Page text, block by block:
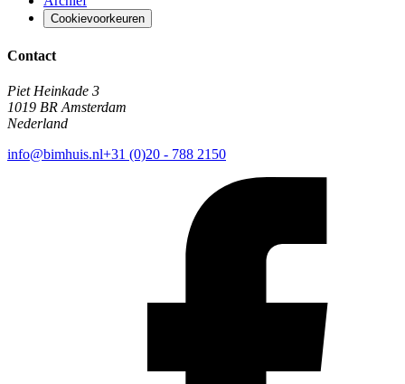
Cookievoorkeuren
Contact
Piet Heinkade 3
1019 BR Amsterdam
Nederland
info@bimhuis.nl+31 (0)20 - 788 2150